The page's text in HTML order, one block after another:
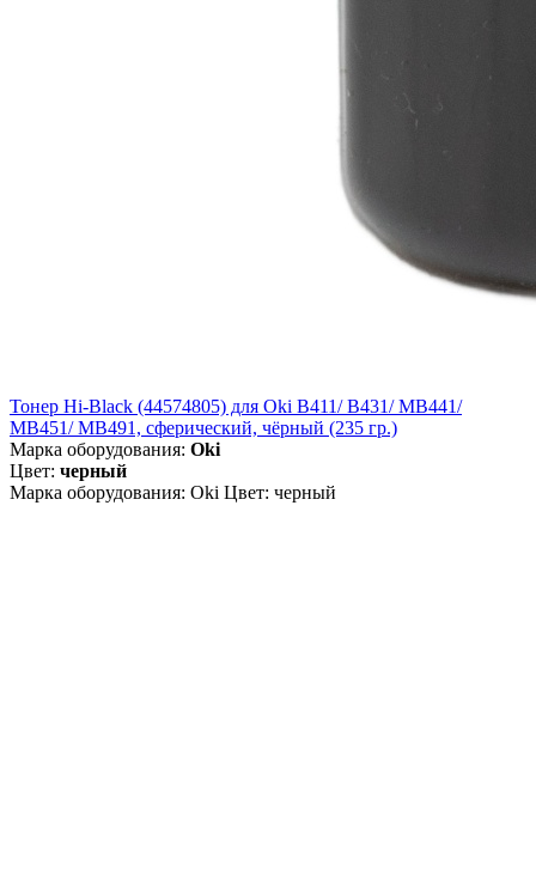
Тонер Hi-Black (44574805) для Oki B411/ B431/ MB441/
MB451/ MB491, сферический, чёрный (235 гр.)
Марка оборудования: Oki
Цвет: черный
Марка оборудования: Oki Цвет: черный